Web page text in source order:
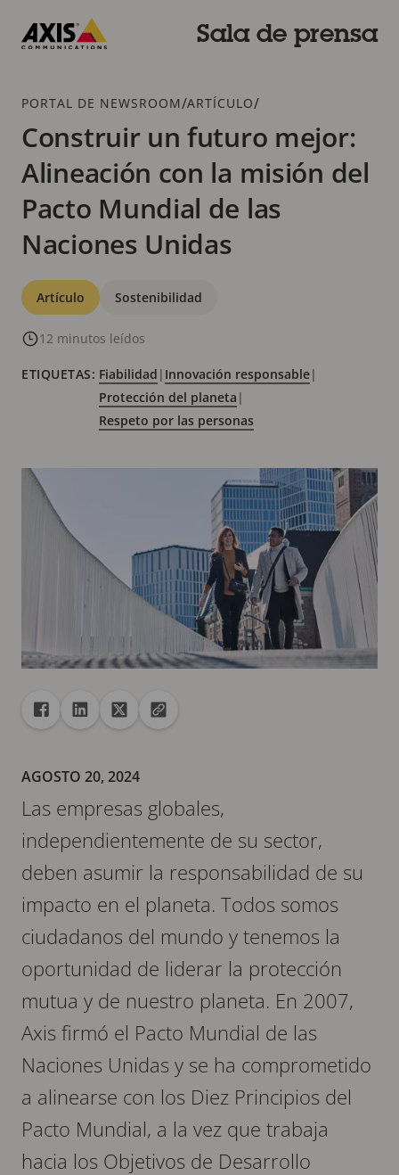
contenido
Sala de prensa
Breadcrumb
PORTAL DE NEWSROOM/ARTÍCULO/
Construir un futuro mejor:
Alineación con la misión del
Pacto Mundial de las
Naciones Unidas
Categorías
Artículo Sostenibilidad
12 minutos leídos
ETIQUETAS: Fiabilidad | Innovación responsable|
Protección del planeta |
Respeto por las personas
Recurso compartido
Compartir en Facebook
Compartir en Linkedin
Compartir en X
Copiar la url en el portapapeles
AGOSTO 20, 2024
Las empresas globales,
independientemente de su sector,
deben asumir la responsabilidad de su
impacto en el planeta. Todos somos
ciudadanos del mundo y tenemos la
oportunidad de liderar la protección
mutua y de nuestro planeta. En 2007,
Axis firmó el Pacto Mundial de las
Naciones Unidas y se ha comprometido
a alinearse con los Diez Principios del
Pacto Mundial, a la vez que trabaja
hacia los Objetivos de Desarrollo